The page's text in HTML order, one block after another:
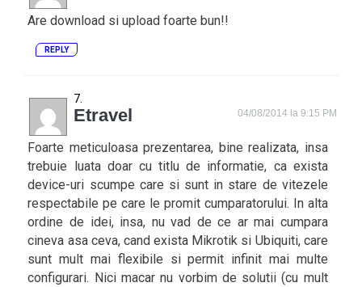
Are download si upload foarte bun!!
REPLY
Etravel 04/08/2014 la 9:15 PM
Foarte meticuloasa prezentarea, bine realizata, insa
trebuie luata doar cu titlu de informatie, ca exista
device-uri scumpe care si sunt in stare de vitezele
respectabile pe care le promit cumparatorului. In alta
ordine de idei, insa, nu vad de ce ar mai cumpara
cineva asa ceva, cand exista Mikrotik si Ubiquiti, care
sunt mult mai flexibile si permit infinit mai multe
configurari. Nici macar nu vorbim de solutii (cu mult